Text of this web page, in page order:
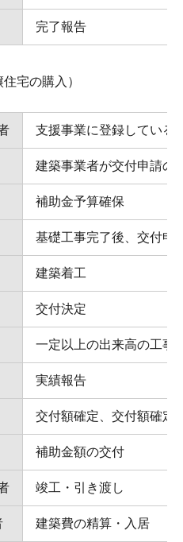
完了報告
宅の購入）
支援事業に登録している
建築事業者が交付申請の
補助金予算確保
基礎工事完了後、交付申
建築着工
交付決定
一定以上の出来高の工事
実績報告
交付額確定、交付額確定
補助金額の交付
竣工・引き渡し
建築費の精算・入居